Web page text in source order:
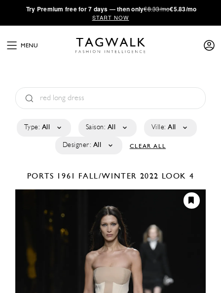
·Try Premium free for 7 days — then only€8.33/mo€5.83/mo
START NOW
MENU
Type: All Saison: All Ville: All
Designer: All CLEAR ALL
PORTS 1961 FALL/WINTER 2022 LOOK 4